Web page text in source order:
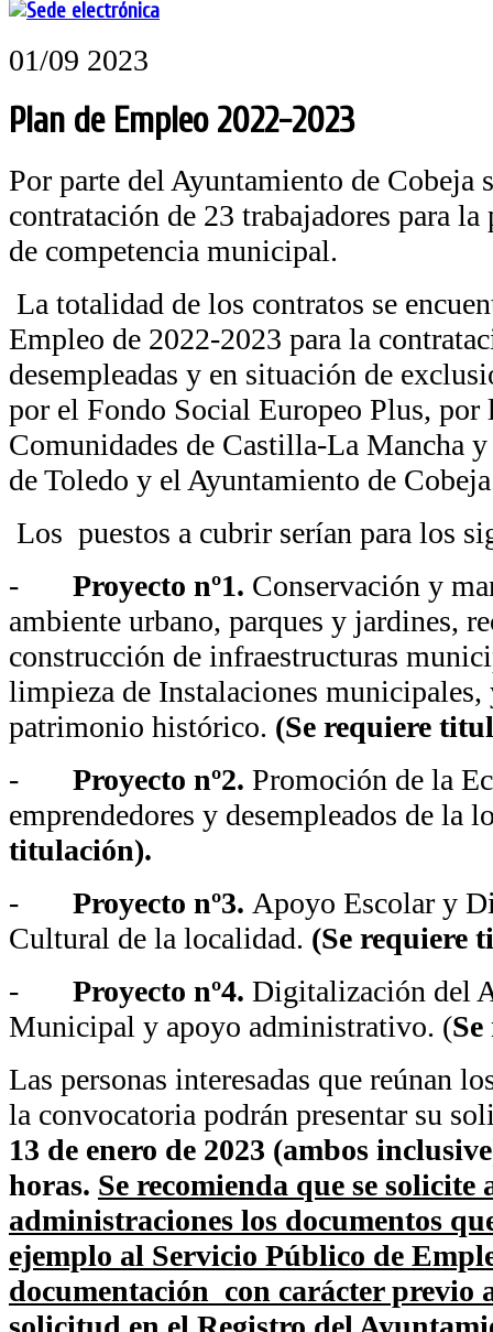
01/09 2023
Plan de Empleo 2022-2023
Por parte del Ayuntamiento de Cobeja
contratación de 23 trabajadores para
de competencia municipal.
La totalidad de los contratos se
Empleo de 2022-2023 para la
desempleadas y en situación de
por el Fondo Social Europeo Plus, por
Comunidades de Castilla-La Mancha
de Toledo y el Ayuntamiento de
Los puestos a cubrir serían para los
- Proyecto nº1. Conservación y
ambiente urbano, parques y jardines,
construcción de infraestructuras
limpieza de Instalaciones municipales,
patrimonio histórico. (Se requiere
- Proyecto nº2. Promoción de la
emprendedores y desempleados de la
titulación).
- Proyecto nº3. Apoyo Escolar y
Cultural de la localidad. (Se requiere
- Proyecto nº4. Digitalización del
Municipal y apoyo administrativo. (
Las personas interesadas que reúnan
la convocatoria podrán presentar su
13 de enero de 2023 (ambos
horas. Se recomienda que se solicite
administraciones los documentos
ejemplo al Servicio Público de
documentación con carácter previo